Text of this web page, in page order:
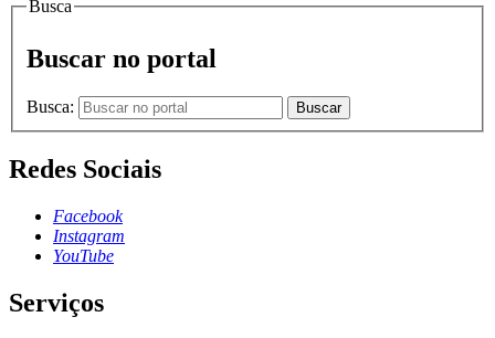
Busca
Buscar no portal
Busca: Buscar
Redes Sociais
Facebook
Instagram
YouTube
Serviços